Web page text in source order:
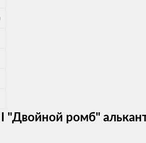
"Двойной ромб"